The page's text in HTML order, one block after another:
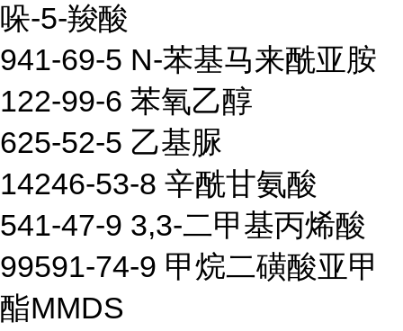
哚-5-羧酸
941-69-5 N-苯基马来酰亚胺
122-99-6 苯氧乙醇
625-52-5 乙基脲
14246-53-8 辛酰甘氨酸
541-47-9 3,3-二甲基丙烯酸
99591-74-9 甲烷二磺酸亚甲
酯MMDS